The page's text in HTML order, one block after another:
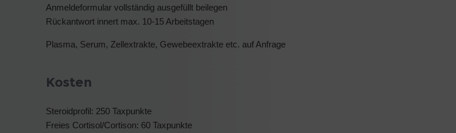
Anmeldeformular vollständig ausgefüllt beilegen
Rückantwort innert max. 10-15 Arbeitstagen
Plasma, Serum, Zellextrakte, Gewebeextrakte etc. auf Anfrage
Kosten
Steroidprofil: 250 Taxpunkte
Freies Cortisol/Cortison: 60 Taxpunkte